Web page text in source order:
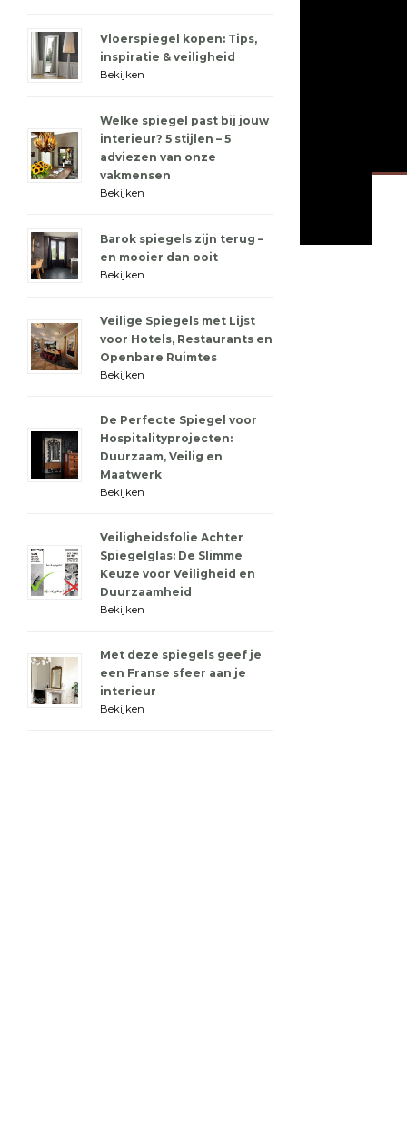
Vloerspiegel kopen: Tips,
inspiratie & veiligheid
Bekijken
Welke spiegel past bij jouw
interieur? 5 stijlen – 5
adviezen van onze
vakmensen
Bekijken
Barok spiegels zijn terug –
en mooier dan ooit
Bekijken
Veilige Spiegels met Lijst
voor Hotels, Restaurants en
Openbare Ruimtes
Bekijken
De Perfecte Spiegel voor
Hospitalityprojecten:
Duurzaam, Veilig en
Maatwerk
Bekijken
Veiligheidsfolie Achter
Spiegelglas: De Slimme
Keuze voor Veiligheid en
Duurzaamheid
Bekijken
Met deze spiegels geef je
een Franse sfeer aan je
interieur
Bekijken